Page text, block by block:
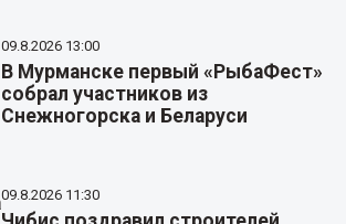
09.8.2026 13:00
В Мурманске первый «РыбаФест»
собрал участников из
Снежногорска и Беларуси
09.8.2026 11:30